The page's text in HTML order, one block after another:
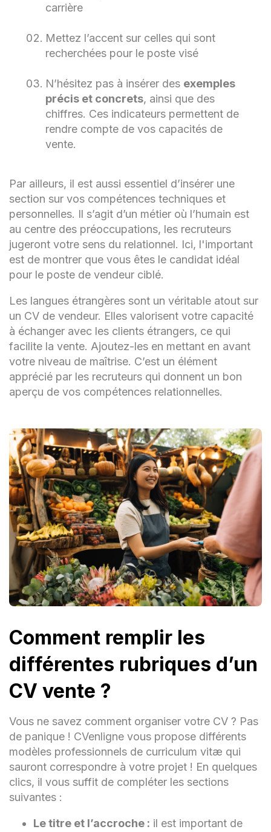
carrière
Mettez l’accent sur celles qui sont
recherchées pour le poste visé
N’hésitez pas à insérer des exemples
précis et concrets, ainsi que des
chiffres. Ces indicateurs permettent de
rendre compte de vos capacités de
vente.
Par ailleurs, il est aussi essentiel d’insérer une
section sur vos compétences techniques et
personnelles. Il s’agit d’un métier où l’humain est
au centre des préoccupations, les recruteurs
jugeront votre sens du relationnel. Ici, l'important
est de montrer que vous êtes le candidat idéal
pour le poste de vendeur ciblé.
Les langues étrangères sont un véritable atout sur
un CV de vendeur. Elles valorisent votre capacité
à échanger avec les clients étrangers, ce qui
facilite la vente. Ajoutez-les en mettant en avant
votre niveau de maîtrise. C’est un élément
apprécié par les recruteurs qui donnent un bon
aperçu de vos compétences relationnelles.
Comment remplir les
différentes rubriques d’un
CV vente ?
Vous ne savez comment organiser votre CV ? Pas
de panique ! CVenligne vous propose différents
modèles professionnels de curriculum vitæ qui
sauront correspondre à votre projet ! En quelques
clics, il vous suffit de compléter les sections
suivantes :
Le titre et l’accroche : il est important de